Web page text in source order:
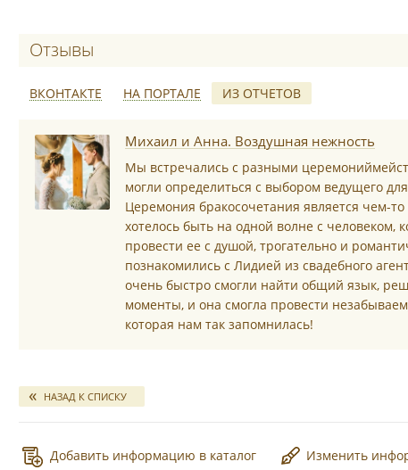
Отзывы о Лидия Спирина – ведущая
ВКОНТАКТЕ НА ПОРТАЛЕ ИЗ ОТЧЕТОВ
*
Михаил и Анна. Воздушная нежность
Мы встречались с разными
могли определиться с выбором ведущего
Церемония бракосочетания является чем-
хотелось быть на одной волне с человеком,
провести ее с душой, трогательно и
познакомились с Лидией из свадебного
очень быстро смогли найти общий язык,
моменты, и она смогла провести
которая нам так запомнилась!
НАЗАД К СПИСКУ
Добавить информацию в каталог Изменить